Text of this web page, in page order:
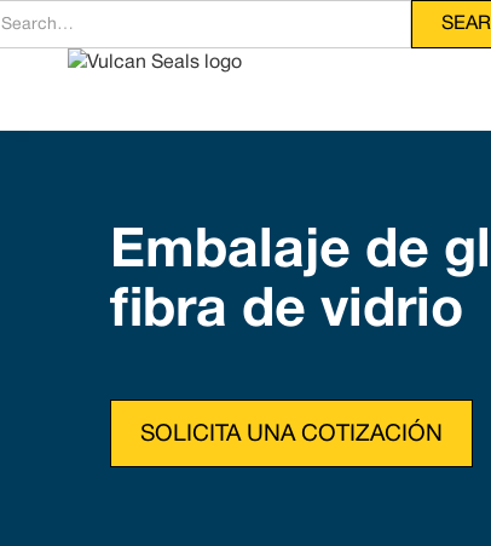
Embalaje de
fibra de vidrio
SOLICITA UNA COTIZACIÓN